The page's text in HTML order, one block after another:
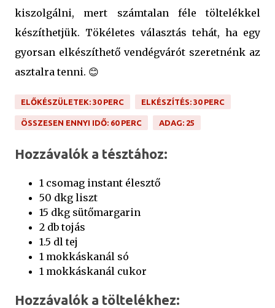
kiszolgálni, mert számtalan féle töltelékkel
készíthetjük. Tökéletes választás tehát, ha egy
gyorsan elkészíthető vendégvárót szeretnénk az
asztalra tenni. 😊
ELŐKÉSZÜLETEK: 30 PERC ELKÉSZÍTÉS: 30 PERC
ÖSSZESEN ENNYI IDŐ: 60 PERC ADAG: 25
Hozzávalók a tésztához:
1 csomag instant élesztő
50 dkg liszt
15 dkg sütőmargarin
2 db tojás
1.5 dl tej
1 mokkáskanál só
1 mokkáskanál cukor
Hozzávalók a töltelékhez: